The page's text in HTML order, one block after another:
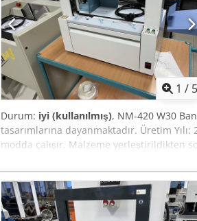
1 / 5
Durum: iyi (kullanılmış), NM-420 W30
tasarımlarına dayanmaktadır. Üretim
modda çalışır. Malzeme yerleştirildikten
bir paket oluşturur. Kartvizit, broşür ve
Bant genişliği: 30 mm Dakikadaki çevrim
Set, bantlar ve kullanım kılavuzu içerir.